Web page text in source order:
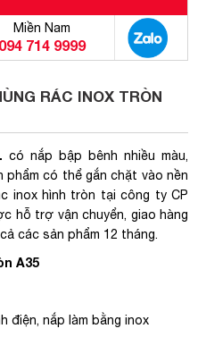
Miền Nam
094 714 9999
RÁC INOX TRÒN
có nắp bập bênh nhiều màu,
phẩm có thể gắn chặt vào nền
inox hình tròn tại công ty CP
hỗ trợ vận chuyển, giao hàng
các sản phẩm 12 tháng.
A35
điện, nắp làm bằng inox